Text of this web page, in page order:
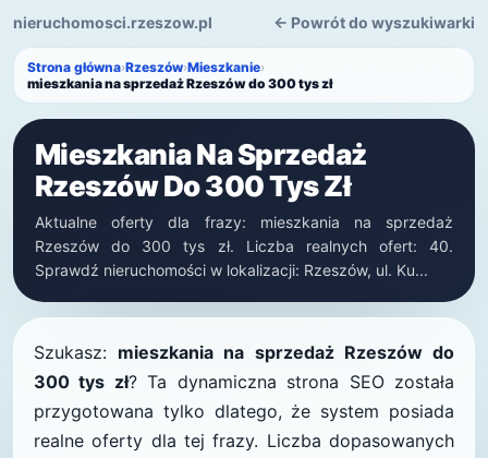
nieruchomosci.rzeszow.pl ← Powrót do wyszukiwarki
Strona główna›Rzeszów›Mieszkanie›
mieszkania na sprzedaż Rzeszów do 300 tys zł
Mieszkania Na Sprzedaż
Rzeszów Do 300 Tys Zł
Aktualne oferty dla frazy: mieszkania na sprzedaż
Rzeszów do 300 tys zł. Liczba realnych ofert: 40.
Sprawdź nieruchomości w lokalizacji: Rzeszów, ul. Ku...
Szukasz: mieszkania na sprzedaż Rzeszów do
300 tys zł? Ta dynamiczna strona SEO została
przygotowana tylko dlatego, że system posiada
realne oferty dla tej frazy. Liczba dopasowanych